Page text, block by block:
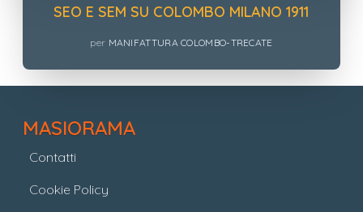
SEO E SEM SU COLOMBO MILANO 1911
per MANIFATTURA COLOMBO-TRECATE
MASIORAMA
Contatti
Cookie Policy